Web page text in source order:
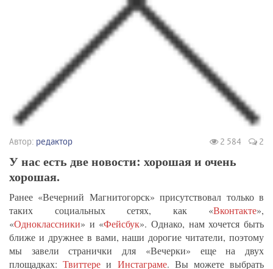
Автор: редактор 2 584 2
У нас есть две новости: хорошая и очень
хорошая.
Ранее «Вечерний Магнитогорск» присутствовал только в
таких социальных сетях, как «Вконтакте»,
«Одноклассники» и «Фейсбук». Однако, нам хочется быть
ближе и дружнее в вами, наши дорогие читатели, поэтому
мы завели странички для «Вечерки» еще на двух
площадках:Твиттереи Инстаграме. Вы можете выбрать